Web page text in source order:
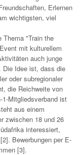
Erlernen
wichtigsten, viel
Thema "Train the
mit kulturellem
auch junge
Die Idee ist, dass die
oder subregionaler
die Reichweite von
1-Mitgliedsverband ist
aus einem
zwischen 18 und 26
interessiert,
Bewerbungen per E-
[3].